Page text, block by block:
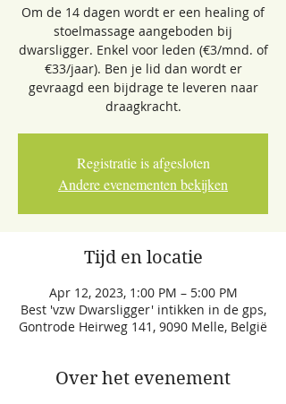
Om de 14 dagen wordt er een healing of
stoelmassage aangeboden bij
dwarsligger. Enkel voor leden (€3/mnd. of
€33/jaar). Ben je lid dan wordt er
gevraagd een bijdrage te leveren naar
draagkracht.
Registratie is afgesloten
Andere evenementen bekijken
Tijd en locatie
Apr 12, 2023, 1:00 PM – 5:00 PM
Best 'vzw Dwarsligger' intikken in de gps,
Gontrode Heirweg 141, 9090 Melle, België
Over het evenement